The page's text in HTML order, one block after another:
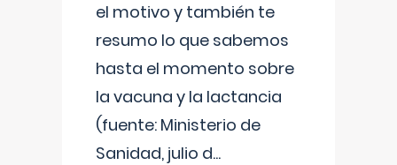
el motivo y también te
resumo lo que sabemos
hasta el momento sobre
la vacuna y la lactancia
(fuente: Ministerio de
Sanidad, julio d...